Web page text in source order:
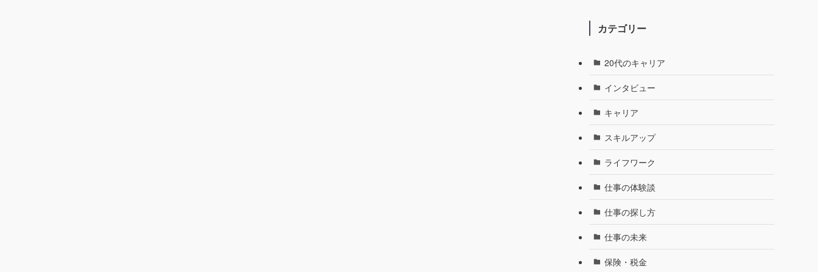
カテゴリー
20代のキャリア
インタビュー
キャリア
スキルアップ
ライフワーク
仕事の体験談
仕事の探し方
仕事の未来
保険・税金